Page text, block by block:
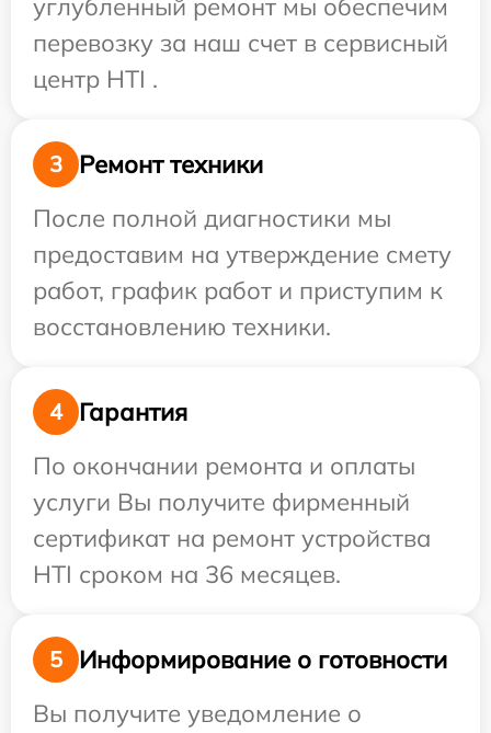
углубленный ремонт мы обеспечим
перевозку за наш счет в сервисный
центр HTI .
3
Ремонт техники
После полной диагностики мы
предоставим на утверждение смету
работ, график работ и приступим к
восстановлению техники.
4
Гарантия
По окончании ремонта и оплаты
услуги Вы получите фирменный
сертификат на ремонт устройства
HTI сроком на 36 месяцев.
5
Информирование о готовности
Вы получите уведомление о